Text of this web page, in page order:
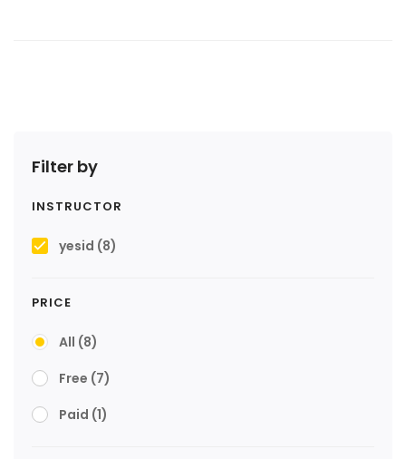
Filter by
INSTRUCTOR
yesid (8)
PRICE
All (8)
Free (7)
Paid (1)